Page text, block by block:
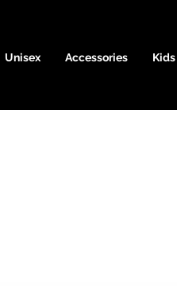
Unisex Accessories Kids